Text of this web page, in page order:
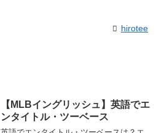
hirotee
【MLBイングリッシュ】英語でエ
ンタイトル・ツーベース